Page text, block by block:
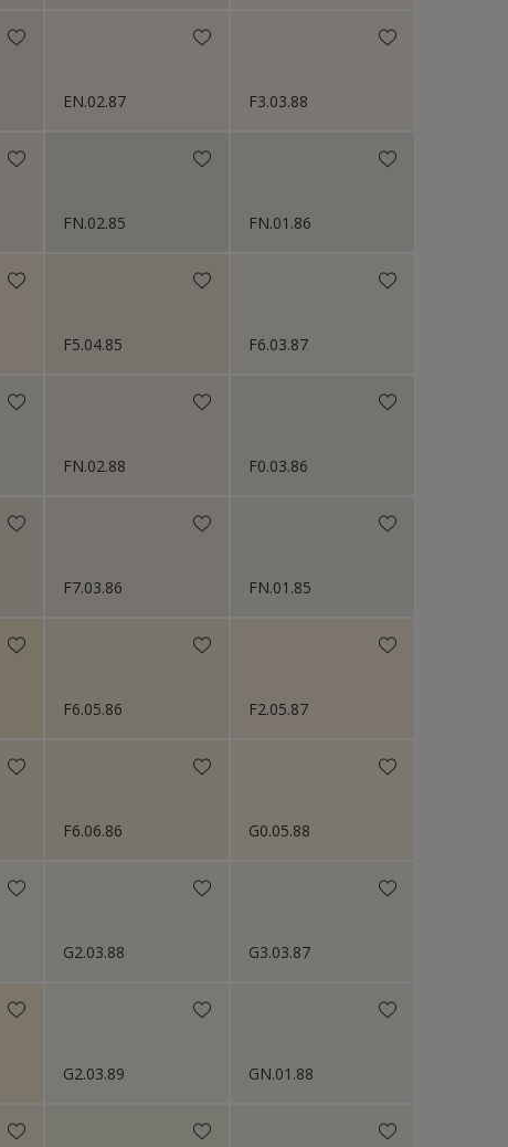
EN.02.87 F3.03.88
FN.02.85 FN.01.86
F5.04.85 F6.03.87
FN.02.88 F0.03.86
F7.03.86 FN.01.85
F6.05.86 F2.05.87
F6.06.86 G0.05.88
G2.03.88 G3.03.87
G2.03.89 GN.01.88